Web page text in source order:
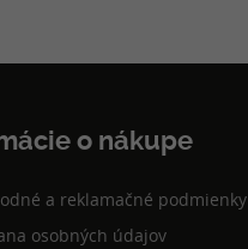
o nákupe
a reklamačné podmienky
osobných údajov